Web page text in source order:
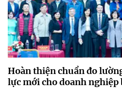
Tin địa phương
Sở hữu trí tuệ
Tiêu chuẩn, đo lường, chất
Năng lượng nguyên tử
Ảnh
Voice
Nhiệm vụ trọng tâm
Chọn ngôn ngữ
Hoàn thiện chuẩn đo
lực mới cho doanh nghiệp